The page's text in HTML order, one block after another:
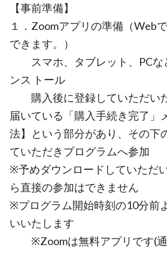
【事前準備】
１．Zoomアプリの準備（Web
できます。）
スマホ、タブレット、PCな
ンス トール
購入後に登録していただい
届いている「購入手続き完了」
法】という部分があり、その下
ていただきプログラムへ参加
※予めダウンロードしていただ
ら直接の参加はできません
※プログラム開始時刻の10分前
いいたします
※Zoomは無料アプリです(通